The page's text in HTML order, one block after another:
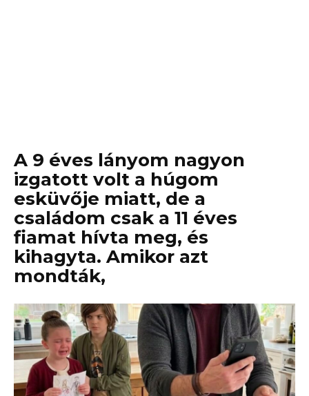
A 9 éves lányom nagyon
izgatott volt a húgom
esküvője miatt, de a
családom csak a 11 éves
fiamat hívta meg, és
kihagyta. Amikor azt
mondták,